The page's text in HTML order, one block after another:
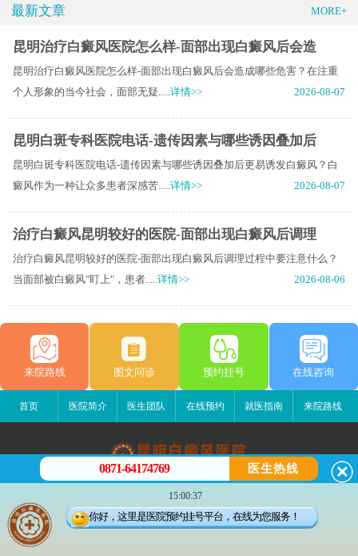
最新文章 MORE+
昆明治疗白癜风医院怎么样-面部出现白癜风后会造
昆明治疗白癜风医院怎么样-面部出现白癜风后会造成哪些危害？在注重
个人形象的当今社会，面部无疑.....详情>> 2026-08-07
昆明白斑专科医院电话-遗传因素与哪些诱因叠加后
昆明白斑专科医院电话-遗传因素与哪些诱因叠加后更易诱发白癜风？白
癜风作为一种让众多患者深感苦.....详情>> 2026-08-07
治疗白癜风昆明较好的医院-面部出现白癜风后调理
治疗白癜风昆明较好的医院-面部出现白癜风后调理过程中要注意什么？
当面部被白癜风"盯上"，患者.....详情>> 2026-08-06
来院路线 图文问诊 预约挂号 在线咨询
首页 医院简介 医生团队 在线预约 就医指南 来院路线
昆明白癜风医院
昆明市五华区护国路2号
版权所有：昆明白癜风医院
0871-64174769 医生热线
15:00:37
你好，这里是医院预约挂号平台，在线为您服务！